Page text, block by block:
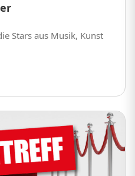
Stars aus Musik, Kunst